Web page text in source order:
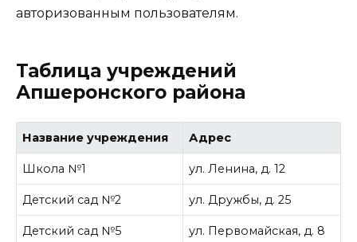
авторизованным пользователям.
Таблица учреждений
Апшеронского района
Название учреждения Адрес
Школа №1 ул. Ленина, д. 12
Детский сад №2 ул. Дружбы, д. 25
Детский сад №5 ул. Первомайская, д. 8